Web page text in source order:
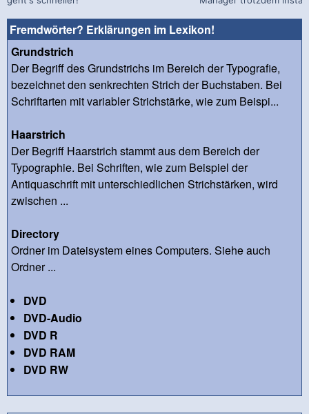
Fremdwörter? Erklärungen im Lexikon!
Grundstrich
Der Begriff des Grundstrichs im Bereich der Typografie,
bezeichnet den senkrechten Strich der Buchstaben. Bei
Schriftarten mit variabler Strichstärke, wie zum Beispi...
Haarstrich
Der Begriff Haarstrich stammt aus dem Bereich der
Typographie. Bei Schriften, wie zum Beispiel der
Antiquaschrift mit unterschiedlichen Strichstärken, wird
zwischen ...
Directory
Ordner im Dateisystem eines Computers. Siehe auch
Ordner ...
DVD
DVD-Audio
DVD R
DVD RAM
DVD RW